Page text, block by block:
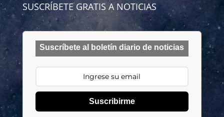
SUSCRÍBETE GRATIS A NOTICIAS
Suscríbete al boletín diario de noticias
Suscribirme